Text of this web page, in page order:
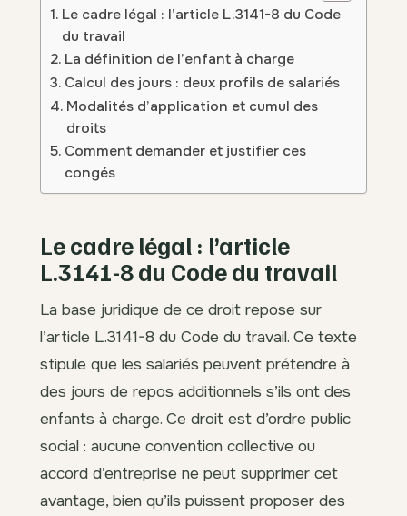
Le cadre légal : l’article L.3141-8 du Code
du travail
La définition de l’enfant à charge
Calcul des jours : deux profils de salariés
Modalités d’application et cumul des
droits
Comment demander et justifier ces
congés
Le cadre légal : l’article
L.3141-8 du Code du travail
La base juridique de ce droit repose sur
l’article L.3141-8 du Code du travail. Ce texte
stipule que les salariés peuvent prétendre à
des jours de repos additionnels s’ils ont des
enfants à charge. Ce droit est d’ordre public
social : aucune convention collective ou
accord d’entreprise ne peut supprimer cet
avantage, bien qu’ils puissent proposer des